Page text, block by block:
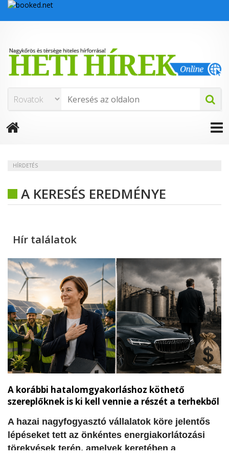
HÍRDETÉS
A KERESÉS EREDMÉNYE
Hír találatok
A korábbi hatalomgyakorláshoz köthető
szereplőknek is ki kell vennie a részét a terhekből
​A hazai nagyfogyasztó vállalatok köre jelentős
lépéseket tett az önkéntes energiakorlátozási
törekvések terén, amelyek keretében a